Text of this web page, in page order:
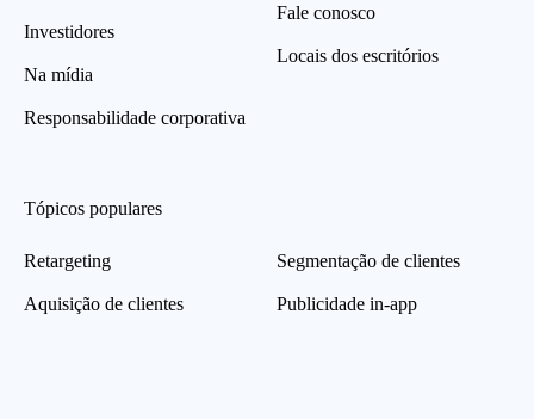
Investidores
Na mídia
Responsabilidade corporativa
Fale conosco
Locais dos escritórios
Tópicos populares
Retargeting
Aquisição de clientes
Segmentação de clientes
Publicidade in-app